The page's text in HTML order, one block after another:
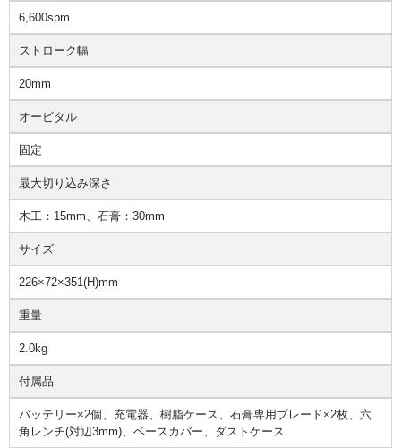
6,600spm
ストローク幅
20mm
オービタル
固定
最大切り込み深さ
木工：15mm、石膏：30mm
サイズ
226×72×351(H)mm
重量
2.0kg
付属品
バッテリー×2個、充電器、樹脂ケース、石膏専用ブレード×2枚、六
角レンチ(対辺3mm)、ベースカバー、ダストケース